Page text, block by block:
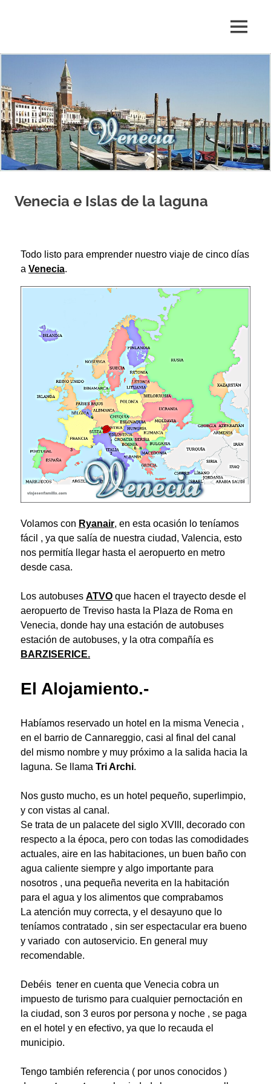
de
personales
Venecia e Islas de la laguna
Todo listo para emprender nuestro viaje de cinco días
a Venecia.
Volamos con Ryanair, en esta ocasión lo teníamos
fácil , ya que salía de nuestra ciudad, Valencia, esto
nos permitía llegar hasta el aeropuerto en metro
desde casa.
Los autobuses ATVO que hacen el trayecto desde el
aeropuerto de Treviso hasta la Plaza de Roma en
Venecia, donde hay una estación de autobuses
estación de autobuses, y la otra compañía es
BARZISERICE.
El Alojamiento.-
Habíamos reservado un hotel en la misma Venecia ,
en el barrio de Cannareggio, casi al final del canal
del mismo nombre y muy próximo a la salida hacia la
laguna. Se llama Tri Archi.
Nos gusto mucho, es un hotel pequeño, superlimpio,
y con vistas al canal.
Se trata de un palacete del siglo XVIII, decorado con
respecto a la época, pero con todas las comodidades
actuales, aire en las habitaciones, un buen baño con
agua caliente siempre y algo importante para
nosotros , una pequeña neverita en la habitación
para el agua y los alimentos que comprabamos
La atención muy correcta, y el desayuno que lo
teníamos contratado , sin ser espectacular era bueno
y variado con autoservicio. En general muy
recomendable.
Debéis tener en cuenta que Venecia cobra un
impuesto de turismo para cualquier pernoctación en
la ciudad, son 3 euros por persona y noche , se paga
en el hotel y en efectivo, ya que lo recauda el
municipio.
Tengo también referencia ( por unos conocidos )